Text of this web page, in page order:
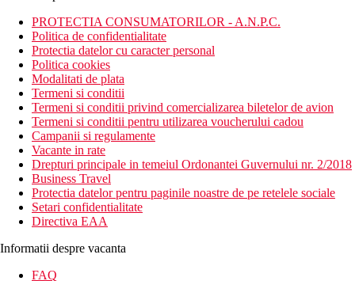
PROTECTIA CONSUMATORILOR - A.N.P.C.
Politica de confidentialitate
Protectia datelor cu caracter personal
Politica cookies
Modalitati de plata
Termeni si conditii
Termeni si conditii privind comercializarea biletelor de avion
Termeni si conditii pentru utilizarea voucherului cadou
Campanii si regulamente
Vacante in rate
Drepturi principale in temeiul Ordonantei Guvernului nr. 2/2018
Business Travel
Protectia datelor pentru paginile noastre de pe retelele sociale
Setari confidentialitate
Directiva EAA
Informatii despre vacanta
FAQ